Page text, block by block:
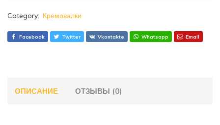
Category: Кремовалки
Facebook Twitter Vkontakte Whatsapp Email
ОПИСАНИЕ ОТЗЫВЫ (0)